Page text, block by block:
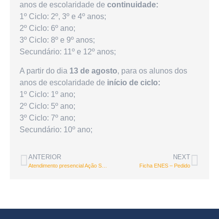
anos de escolaridade de continuidade:
1º Ciclo: 2º, 3º e 4º anos;​
2º Ciclo: 6º ano;
3º Ciclo: 8º e 9º anos;
Secundário: 11º e 12º anos;
A partir do dia 13 de agosto, para os alunos dos
anos de escolaridade de início de ciclo:
1º Ciclo: 1º ano;
2º Ciclo: 5º ano;
3º Ciclo: 7º ano;
Secundário: 10º ano;
ANTERIOR NEXT
Ficha ENES – Pedido